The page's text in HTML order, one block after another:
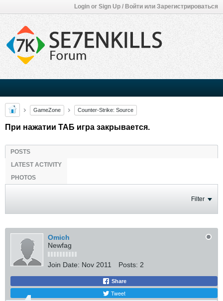
Login or Sign Up / Войти или Зарегистрироваться
GameZone Counter-Strike: Source
При нажатии ТАБ игра закрывается.
POSTS
LATEST ACTIVITY
PHOTOS
Filter
Omich
Newfag
Join Date: Nov 2011 Posts: 2
Share
Tweet